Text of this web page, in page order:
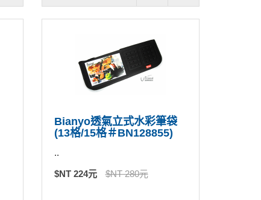
Bianyo透氣立式水彩筆袋
(13格/15格＃BN128855)
..
$NT 224元 $NT 280元